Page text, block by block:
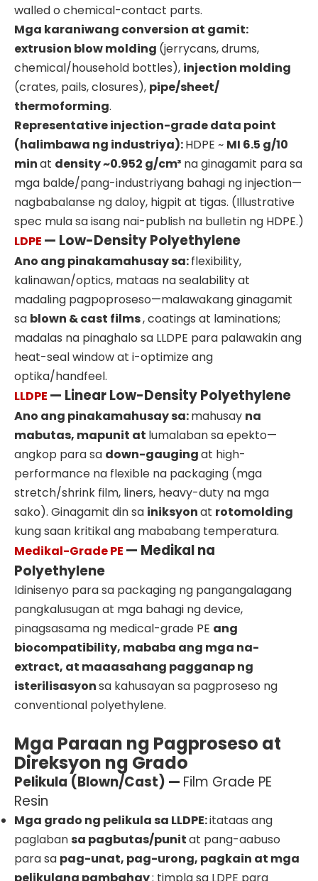
walled o chemical-contact parts.
Mga karaniwang conversion at gamit:
extrusion blow molding (jerrycans, drums,
chemical/household bottles), injection molding
(crates, pails, closures), pipe/sheet/
thermoforming.
Representative injection-grade data point
(halimbawa ng industriya):HDPE ~ MI 6.5 g/10
minat density ~0.952 g/cm³ na ginagamit para sa
mga balde/pang-industriyang bahagi ng injection—
nagbabalanse ng daloy, higpit at tigas. (Illustrative
spec mula sa isang nai-publish na bulletin ng HDPE.)
LDPE — Low-Density Polyethylene
Ano ang pinakamahusay sa:flexibility,
kalinawan/optics, mataas na sealability at
madaling pagpoproseso—malawakang ginagamit
sa blown & cast films, coatings at laminations;
madalas na pinaghalo sa LLDPE para palawakin ang
heat-seal window at i-optimize ang
optika/handfeel.
LLDPE — Linear Low-Density Polyethylene
Ano ang pinakamahusay sa:mahusay na
mabutas, mapunit at lumalaban sa epekto—
angkop para sa down-gaugingat high-
performance na flexible na packaging (mga
stretch/shrink film, liners, heavy-duty na mga
sako). Ginagamit din sa iniksyonat rotomolding
kung saan kritikal ang mababang temperatura.
Medikal-Grade PE — Medikal na
Polyethylene
Idinisenyo para sa packaging ng pangangalagang
pangkalusugan at mga bahagi ng device,
pinagsasama ng medical-grade PE ang
biocompatibility, mababa ang mga na-
extract, at maaasahang pagganap ng
isterilisasyonsa kahusayan sa pagproseso ng
conventional polyethylene.
Mga Paraan ng Pagproseso at
Direksyon ng Grado
Pelikula (Blown/Cast) — Film Grade PE
Resin
Mga grado ng pelikula sa LLDPE:itataas ang
paglabansa pagbutas/punitat pang-aabuso
para sa pag-unat, pag-urong, pagkain at mga